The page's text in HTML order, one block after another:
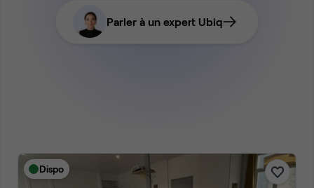
Parler à un expert Ubiq
Dispo